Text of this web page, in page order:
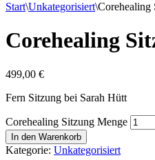
Start\Unkategorisiert\Corehealing
Corehealing
499,00 €
Fern Sitzung bei Sarah Hütt
Corehealing Sitzung Menge
In den Warenkorb
Kategorie: Unkategorisiert